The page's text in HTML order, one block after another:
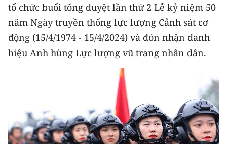
MỘT SẢN PHẨM
RADIO
Media Chính trị
tổ chức buổi tổng duyệt lần thứ 2 Lễ kỷ niệm 50
năm Ngày truyền thống lực lượng Cảnh sát cơ
động (15/4/1974 - 15/4/2024) và đón nhận danh
hiệu Anh hùng Lực lượng vũ trang nhân dân.